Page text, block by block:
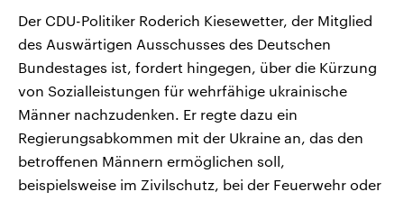
Der CDU-Politiker Roderich Kiesewetter, der Mitglied
des Auswärtigen Ausschusses des Deutschen
Bundestages ist, fordert hingegen, über die Kürzung
von Sozialleistungen für wehrfähige ukrainische
Männer nachzudenken. Er regte dazu ein
Regierungsabkommen mit der Ukraine an, das den
betroffenen Männern ermöglichen soll,
beispielsweise im Zivilschutz, bei der Feuerwehr oder